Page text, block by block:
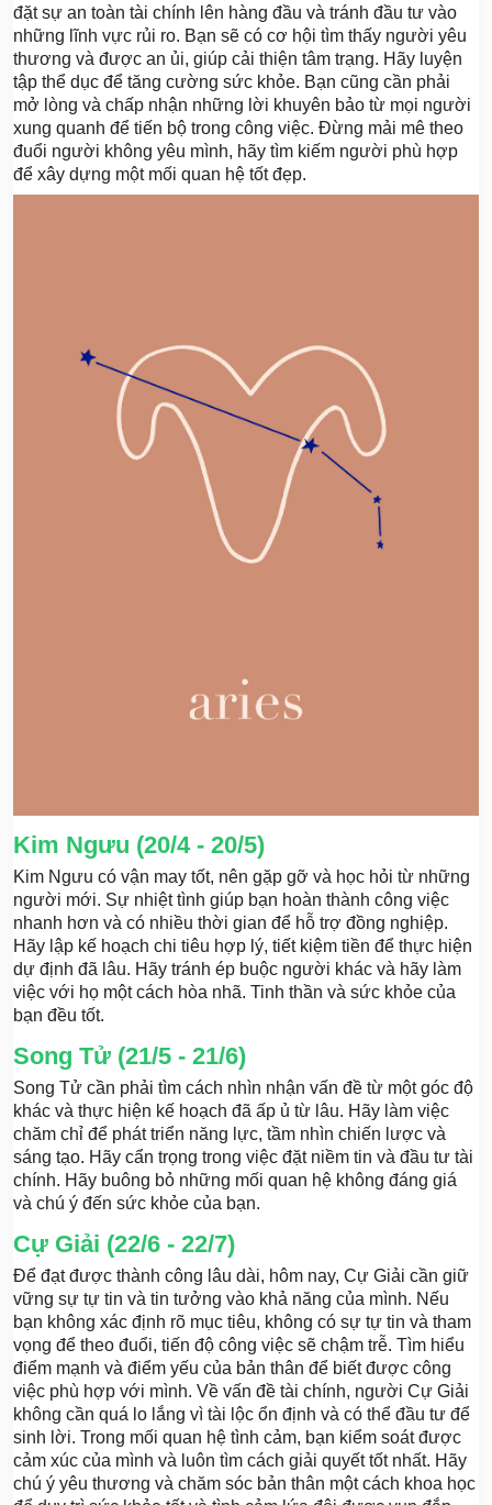
đặt sự an toàn tài chính lên hàng đầu và tránh đầu tư vào
những lĩnh vực rủi ro. Bạn sẽ có cơ hội tìm thấy người yêu
thương và được an ủi, giúp cải thiện tâm trạng. Hãy luyện
tập thể dục để tăng cường sức khỏe. Bạn cũng cần phải
mở lòng và chấp nhận những lời khuyên bảo từ mọi người
xung quanh để tiến bộ trong công việc. Đừng mải mê theo
đuổi người không yêu mình, hãy tìm kiếm người phù hợp
để xây dựng một mối quan hệ tốt đẹp.
Kim Ngưu (20/4 - 20/5)
Kim Ngưu có vận may tốt, nên gặp gỡ và học hỏi từ những
người mới. Sự nhiệt tình giúp bạn hoàn thành công việc
nhanh hơn và có nhiều thời gian để hỗ trợ đồng nghiệp.
Hãy lập kế hoạch chi tiêu hợp lý, tiết kiệm tiền để thực hiện
dự định đã lâu. Hãy tránh ép buộc người khác và hãy làm
việc với họ một cách hòa nhã. Tinh thần và sức khỏe của
bạn đều tốt.
Song Tử (21/5 - 21/6)
Song Tử cần phải tìm cách nhìn nhận vấn đề từ một góc độ
khác và thực hiện kế hoạch đã ấp ủ từ lâu. Hãy làm việc
chăm chỉ để phát triển năng lực, tầm nhìn chiến lược và
sáng tạo. Hãy cẩn trọng trong việc đặt niềm tin và đầu tư tài
chính. Hãy buông bỏ những mối quan hệ không đáng giá
và chú ý đến sức khỏe của bạn.
Cự Giải (22/6 - 22/7)
Để đạt được thành công lâu dài, hôm nay, Cự Giải cần giữ
vững sự tự tin và tin tưởng vào khả năng của mình. Nếu
bạn không xác định rõ mục tiêu, không có sự tự tin và tham
vọng để theo đuổi, tiến độ công việc sẽ chậm trễ. Tìm hiểu
điểm mạnh và điểm yếu của bản thân để biết được công
việc phù hợp với mình. Về vấn đề tài chính, người Cự Giải
không cần quá lo lắng vì tài lộc ổn định và có thể đầu tư để
sinh lời. Trong mối quan hệ tình cảm, bạn kiểm soát được
cảm xúc của mình và luôn tìm cách giải quyết tốt nhất. Hãy
chú ý yêu thương và chăm sóc bản thân một cách khoa học